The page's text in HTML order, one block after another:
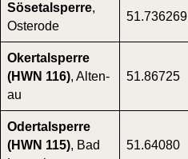
Söse­tal­sper­re,
Oster­ode
51.736269
Oker­tal­sper­re
(HWN 116), Alten­
au
51.86725
Oder­tal­sper­re
(HWN 115), Bad
51.64080